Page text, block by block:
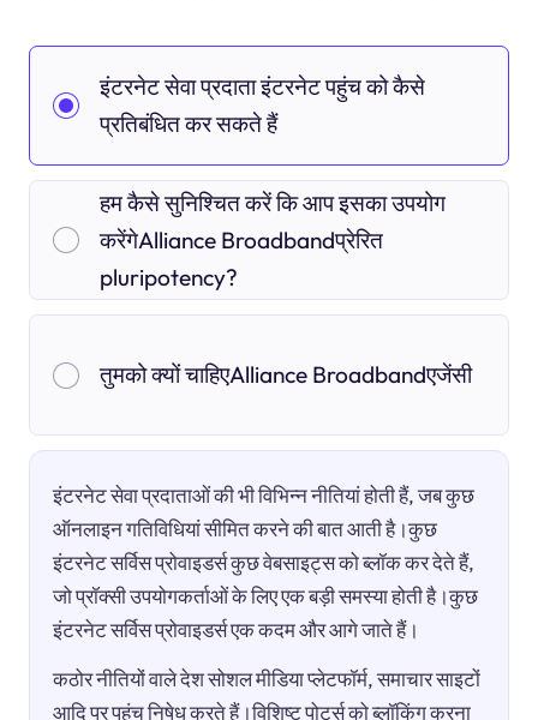
इंटरनेट सेवा प्रदाता इंटरनेट पहुंच को कैसे
प्रतिबंधित कर सकते हैं
हम कैसे सुनिश्चित करें कि आप इसका उपयोग
करेंगेAlliance Broadbandप्रेरित
pluripotency?
तुमको क्यों चाहिएAlliance Broadbandएजेंसी
इंटरनेट सेवा प्रदाताओं की भी विभिन्न नीतियां होती हैं, जब कुछ
ऑनलाइन गतिविधियां सीमित करने की बात आती है।कुछ
इंटरनेट सर्विस प्रोवाइडर्स कुछ वेबसाइट्स को ब्लॉक कर देते हैं,
जो प्रॉक्सी उपयोगकर्ताओं के लिए एक बड़ी समस्या होती है।कुछ
इंटरनेट सर्विस प्रोवाइडर्स एक कदम और आगे जाते हैं।
कठोर नीतियों वाले देश सोशल मीडिया प्लेटफॉर्म, समाचार साइटों
आदि पर पहुंच निषेध करते हैं।विशिष्ट पोर्ट्स को ब्लॉकिंग करना